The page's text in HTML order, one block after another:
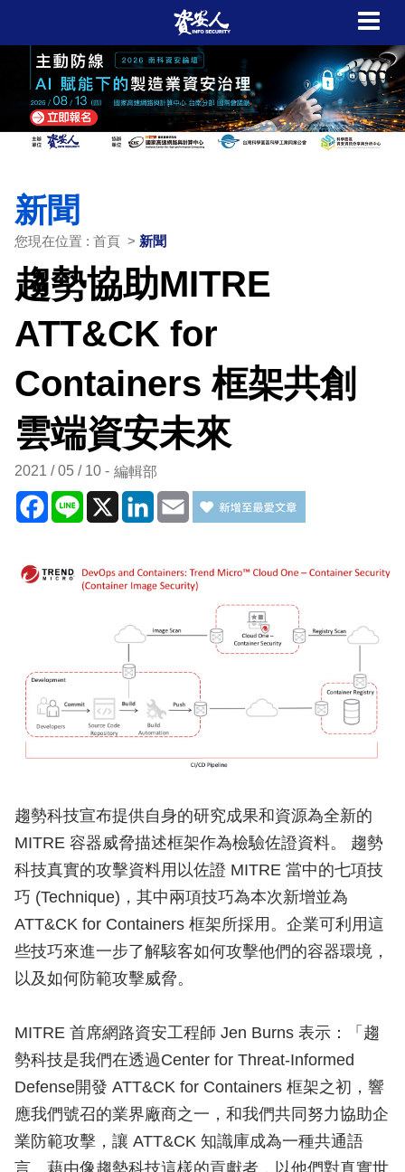
新聞
您現在位置 : 首頁 > 新聞
趨勢協助MITRE
ATT&CK for
Containers 框架共創
雲端資安未來
2021 / 05 / 10 編輯部
Facebook
Line X LinkedIn
Email
趨勢科技宣布提供自身的研究成果和資源為全新的
MITRE 容器威脅描述框架作為檢驗佐證資料。 趨勢
科技真實的攻擊資料用以佐證 MITRE 當中的七項技
巧 (Technique)，其中兩項技巧為本次新增並為
ATT&CK for Containers 框架所採用。企業可利用這
些技巧來進一步了解駭客如何攻擊他們的容器環境，
以及如何防範攻擊威脅。
MITRE 首席網路資安工程師 Jen Burns 表示：「趨
勢科技是我們在透過Center for Threat-Informed
Defense開發 ATT&CK for Containers 框架之初，響
應我們號召的業界廠商之一，和我們共同努力協助企
業防範攻擊，讓 ATT&CK 知識庫成為一種共通語